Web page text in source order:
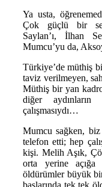
Ya usta,
Çok güçlü bir
Saylan’ı, İlhan
Mumcu’yu da,
Türkiye’de müthiş
taviz verilmeyen,
Müthiş bir yan
diğer
çalışmasıydı…
Mumcu sağken,
telefon etti; hep
kişi. Melih Aşık,
orta yerine açığa
öldürümler büyük